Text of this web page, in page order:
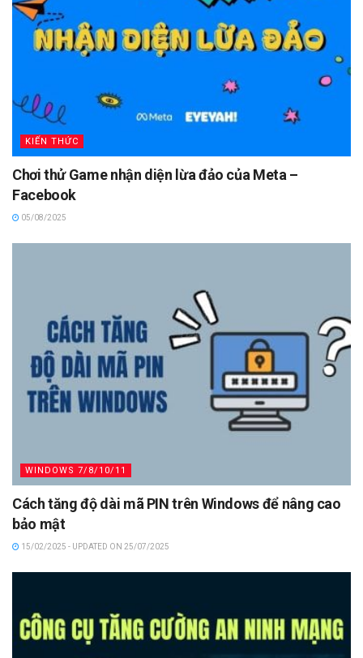
KIẾN THỨC
Chơi thử Game nhận diện lừa đảo của Meta –
Facebook
05/08/2025
WINDOWS 7/8/10/11
Cách tăng độ dài mã PIN trên Windows để nâng cao
bảo mật
15/02/2025 - UPDATED ON 25/07/2025